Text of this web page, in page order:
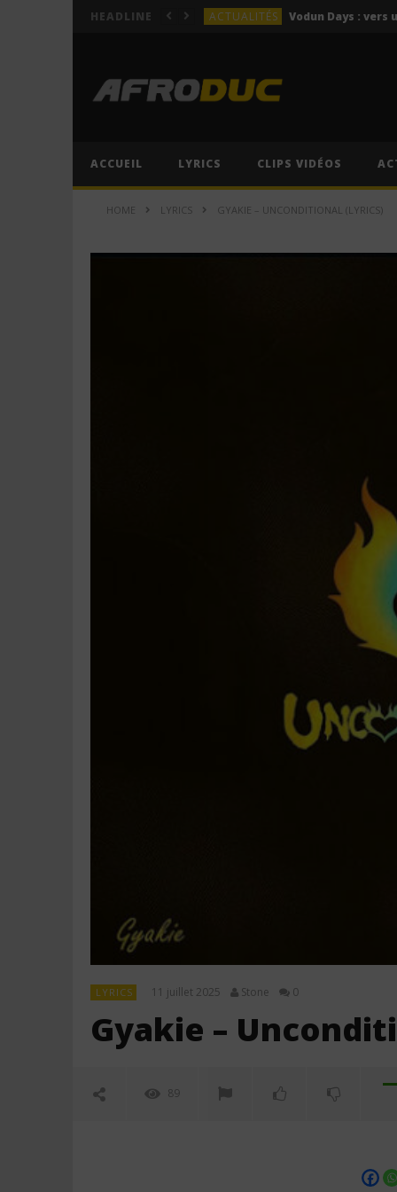
HEADLINE ACTUALITÉS
LYRICS Anitta – Azul (Lyrics &
ACTUALITÉS
ACCUEIL LYRICS CLIPS VIDÉOS
HOME LYRICS GYAKIE – UNCONDITIONAL (LYRICS)
LYRICS 11 juillet 2025 Stone 0
Gyakie –
89